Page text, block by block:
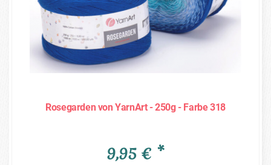
Rosegarden von YarnArt - 250g - Farbe 318
9,95 € *